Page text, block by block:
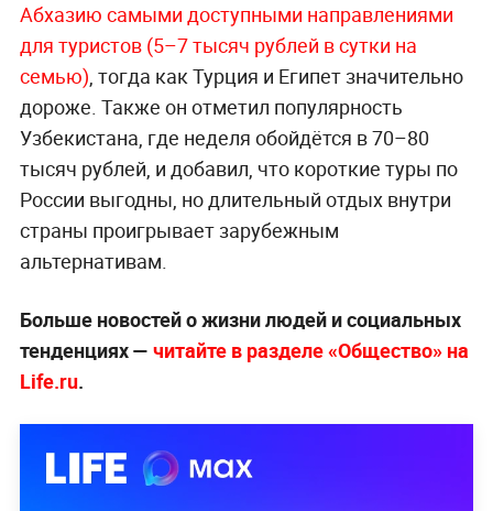
Абхазию самыми доступными направлениями
для туристов (5–7 тысяч рублей в сутки на
семью), тогда как Турция и Египет значительно
дороже. Также он отметил популярность
Узбекистана, где неделя обойдётся в 70–80
тысяч рублей, и добавил, что короткие туры по
России выгодны, но длительный отдых внутри
страны проигрывает зарубежным
альтернативам.
Больше новостей о жизни людей и социальных
тенденциях — читайте в разделе «Общество» на
Life.ru.